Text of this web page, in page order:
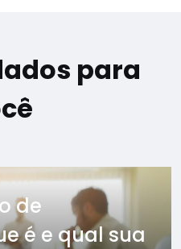
para
de
é e qual sua